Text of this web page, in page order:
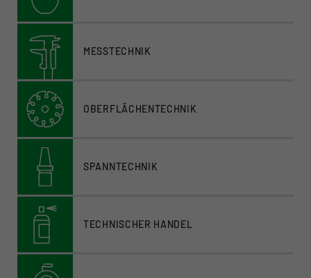
MESSTECHNIK
OBERFLÄCHENTECHNIK
SPANNTECHNIK
TECHNISCHER HANDEL